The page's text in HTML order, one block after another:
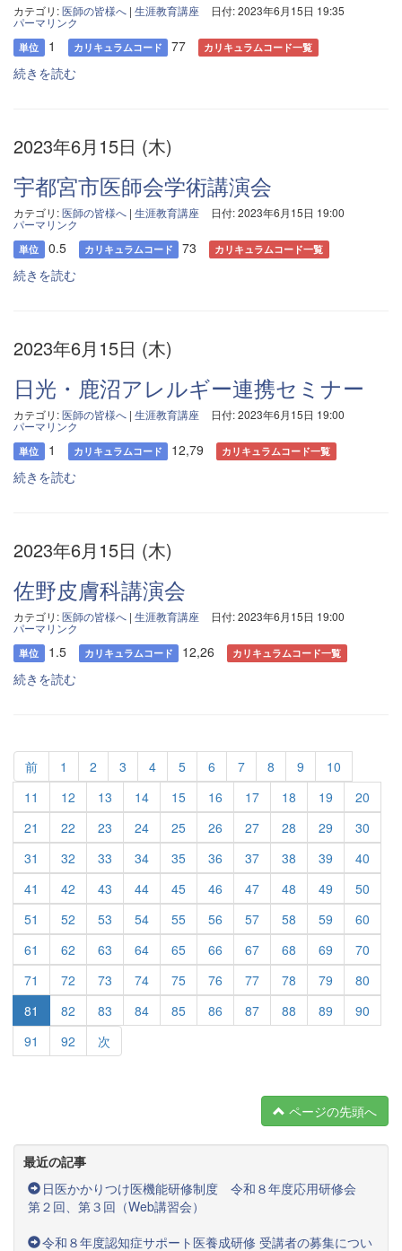
カテゴリ:医師の皆様へ | 生涯教育講座 日付: 2023年6月15日 19:35
パーマリンク
単位 1 カリキュラムコード 77 カリキュラムコード一覧
続きを読む
2023年6月15日 (木)
宇都宮市医師会学術講演会
カテゴリ:医師の皆様へ | 生涯教育講座 日付: 2023年6月15日 19:00
パーマリンク
単位 0.5 カリキュラムコード 73 カリキュラムコード一覧
続きを読む
2023年6月15日 (木)
日光・鹿沼アレルギー連携セミナー
カテゴリ:医師の皆様へ | 生涯教育講座 日付: 2023年6月15日 19:00
パーマリンク
単位 1 カリキュラムコード 12,79 カリキュラムコード一覧
続きを読む
2023年6月15日 (木)
佐野皮膚科講演会
カテゴリ:医師の皆様へ | 生涯教育講座 日付: 2023年6月15日 19:00
パーマリンク
単位 1.5 カリキュラムコード 12,26 カリキュラムコード一覧
続きを読む
前 1 2 3 4 5 6 7 8 9
10
11
12 13 14 15 16 17 18 19
20
21
22 23 24 25 26 27 28 29
30
31
32 33 34 35 36 37 38 39
40
41
42 43 44 45 46 47 48 49
50
51
52 53 54 55 56 57 58 59
60
61
62 63 64 65 66 67 68 69
70
71
72 73 74 75 76 77 78 79
80
81
82 83 84 85 86 87 88 89
90
91
92 次
ページの先頭へ
最近の記事
日医かかりつけ医機能研修制度 令和８年度応用研修会
第２回、第３回（Web講習会）
令和８年度認知症サポート医養成研修 受講者の募集につい